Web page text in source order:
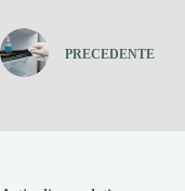
PRECEDENTE